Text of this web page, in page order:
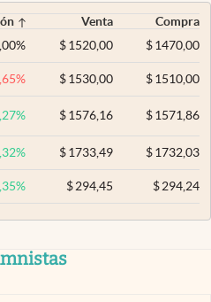
Venta
Compra
% $ 1520,00 $1470,00
% $ 1530,00 $1510,00
% $ 1576,16 $1571,86
% $ 1733,49 $1732,03
% $ 294,45 $294,24